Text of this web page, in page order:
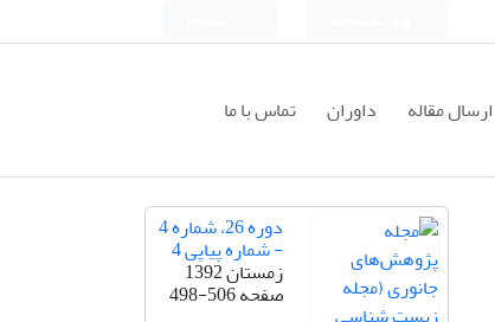
ارسال مقاله داوران تماس با ما
دوره 26، شماره 4
- شماره پیاپی 4
زمستان 1392
صفحه498-506